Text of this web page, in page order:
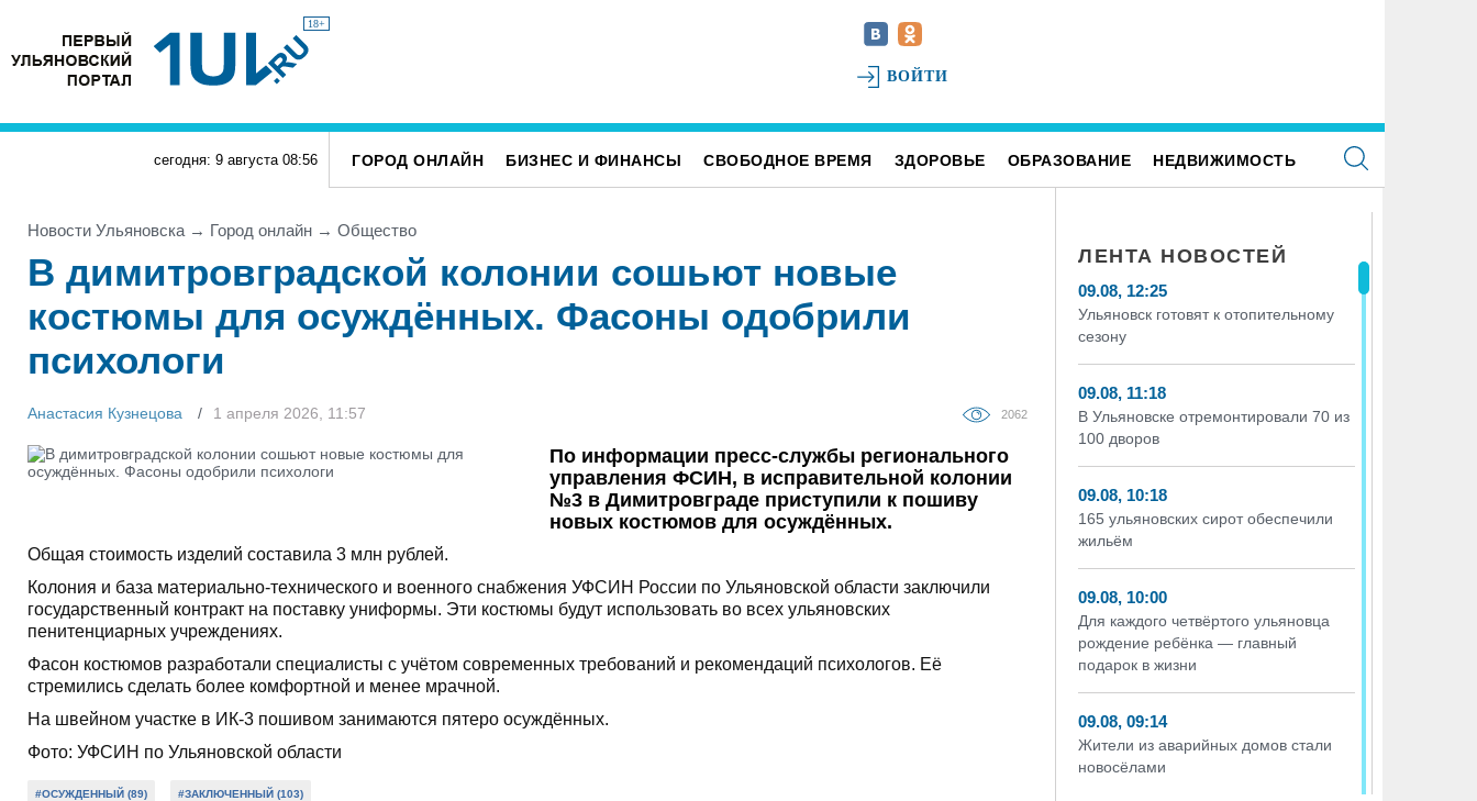
18+
ВОЙТИ
сегодня: 9 августа 08:56 ГОРОД ОНЛАЙН БИЗНЕС И ФИНАНСЫ СВОБОДНОЕ ВРЕМЯ ЗДОРОВЬЕ ОБРАЗОВАНИЕ НЕДВИЖИМОСТЬ
Новости Ульяновска → Город онлайн → Общество
В димитровградской колонии сошьют новые
костюмы для осуждённых. Фасоны одобрили
психологи
Анастасия Кузнецова 1 апреля 2026, 11:57 2062
По информации пресс-службы регионального
управления ФСИН, в исправительной колонии
№3 в Димитровграде приступили к пошиву
новых костюмов для осуждённых.
Общая стоимость изделий составила 3 млн рублей.
Колония и база материально-технического и военного снабжения УФСИН России по Ульяновской области заключили
государственный контракт на поставку униформы. Эти костюмы будут использовать во всех ульяновских
пенитенциарных учреждениях.
Фасон костюмов разработали специалисты с учётом современных требований и рекомендаций психологов. Её
стремились сделать более комфортной и менее мрачной.
На швейном участке в ИК-3 пошивом занимаются пятеро осуждённых.
Фото: УФСИН по Ульяновской области
#ОСУЖДЕННЫЙ (89) #ЗАКЛЮЧЕННЫЙ (103)
ЛЕНТА НОВОСТЕЙ
09.08, 12:25
Ульяновск готовят к отопительному
сезону
09.08, 11:18
В Ульяновске отремонтировали 70 из
100 дворов
09.08, 10:18
165 ульяновских сирот обеспечили
жильём
09.08, 10:00
Для каждого четвёртого ульяновца
рождение ребёнка — главный
подарок в жизни
09.08, 09:14
Жители из аварийных домов стали
новосёлами